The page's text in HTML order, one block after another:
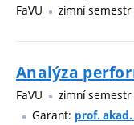
FaVU zimní semestr
Analýza
FaVU
zimní semestr
Garant: prof.